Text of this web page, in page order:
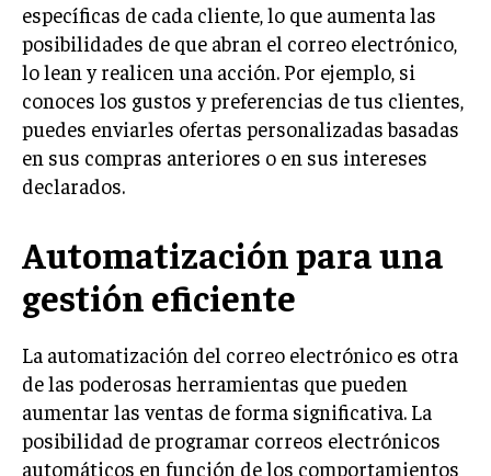
EMPRENDIMIENTO
PLANIFICACIÓN EMPRESARIAL
FINANZAS
FINANZAS Y CONTABILIDAD
GESTIÓN DE RECURSOS FINANCIEROS
CONTABILIDAD EMPRESARIAL
ECONOMÍA EMPRESARIAL
INTERNACIONAL
NEGOCIOS INTERNACIONALES
COMERCIO INTERNACIONAL
EXPANSIÓN GLOBAL
específicas de cada cliente, lo que aumenta las
posibilidades de que abran el correo electrónico,
lo lean y realicen una acción. Por ejemplo, si
conoces los gustos y preferencias de tus clientes,
puedes enviarles ofertas personalizadas basadas
en sus compras anteriores o en sus intereses
declarados.
Automatización para una
gestión eficiente
La automatización del correo electrónico es otra
de las poderosas herramientas que pueden
aumentar las ventas de forma significativa. La
posibilidad de programar correos electrónicos
automáticos en función de los comportamientos